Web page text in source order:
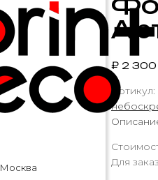
Москва
₽ 2 300
Артикул:
Для